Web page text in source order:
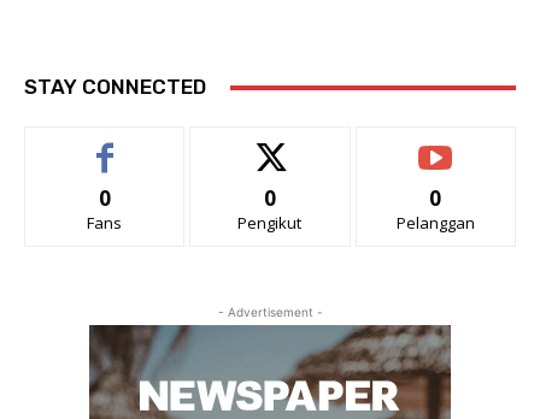
STAY CONNECTED
0
Fans
0
Pengikut
0
Pelanggan
- Advertisement -